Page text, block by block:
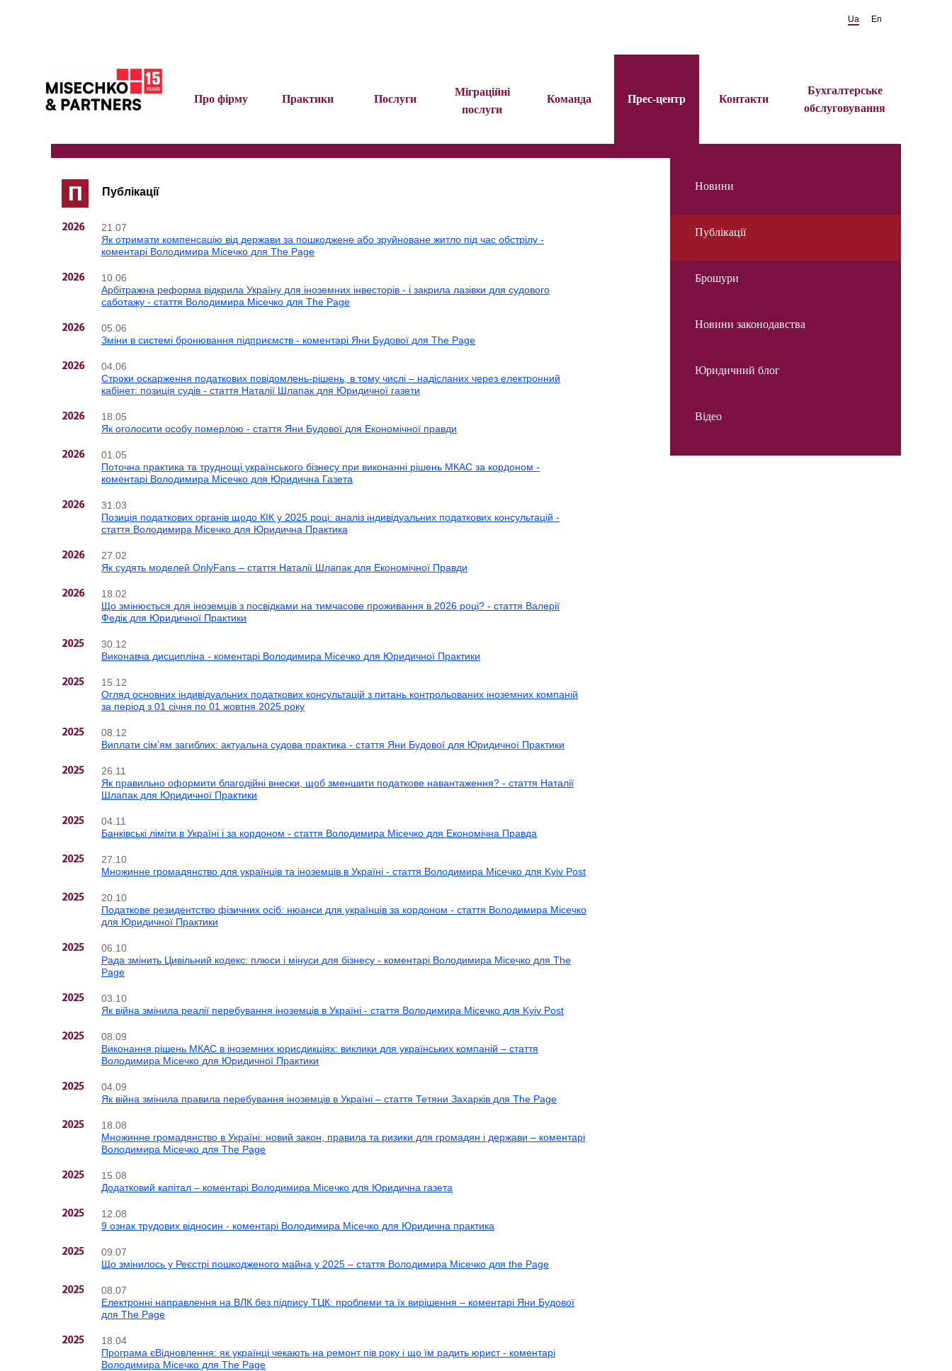
Ua En
Про фірму Практики Послуги
Міграційні
послуги
Команда Прес-центр Контакти
Бухгалтерське
обслуговування
Новини
Публікації
Брошури
Новини законодавства
Юридичний блог
Відео
П Публікації
2026
21.07
Як отримати компенсацію від держави за пошкоджене або зруйноване житло під час обстрілу -
коментарі Володимира Місечко для The Page
2026
10.06
Арбітражна реформа відкрила Україну для іноземних інвесторів - і закрила лазівки для судового
саботажу - стаття Володимира Місечко для The Page
2026
05.06
Зміни в системі бронювання підприємств - коментарі Яни Будової для The Page
2026
04.06
Строки оскарження податкових повідомлень-рішень, в тому числі – надісланих через електронний
кабінет: позиція судів - стаття Наталії Шлапак для Юридичної газети
2026
18.05
Як оголосити особу померлою - стаття Яни Будової для Економічної правди
2026
01.05
Поточна практика та труднощі українського бізнесу при виконанні рішень МКАС за кордоном -
коментарі Володимира Місечко для Юридична Газета
2026
31.03
Позиція податкових органів щодо КІК у 2025 році: аналіз індивідуальних податкових консультацій -
стаття Володимира Місечко для Юридична Практика
2026
27.02
Як судять моделей OnlyFans – стаття Наталії Шлапак для Економічної Правди
2026
18.02
Що змінюється для іноземців з посвідками на тимчасове проживання в 2026 році? - стаття Валерії
Федік для Юридичної Практики
2025
30.12
Виконавча дисципліна - коментарі Володимира Місечко для Юридичної Практики
2025
15.12
Огляд основних індивідуальних податкових консультацій з питань контрольованих іноземних компаній
за період з 01 січня по 01 жовтня 2025 року
2025
08.12
Виплати сім’ям загиблих: актуальна судова практика - стаття Яни Будової для Юридичної Практики
2025
26.11
Як правильно оформити благодійні внески, щоб зменшити податкове навантаження? - стаття Наталії
Шлапак для Юридичної Практики
2025
04.11
Банківські ліміти в Україні і за кордоном - стаття Володимира Місечко для Економічна Правда
2025
27.10
Множинне громадянство для українців та іноземців в Україні - стаття Володимира Місечко для Kyiv Post
2025
20.10
Податкове резидентство фізичних осіб: нюанси для українців за кордоном - стаття Володимира Місечко
для Юридичної Практики
2025
06.10
Рада змінить Цивільний кодекс: плюси і мінуси для бізнесу - коментарі Володимира Місечко для The
Page
2025
03.10
Як війна змінила реалії перебування іноземців в Україні - стаття Володимира Місечко для Kyiv Post
2025
08.09
Виконання рішень МКАС в іноземних юрисдикціях: виклики для українських компаній – стаття
Володимира Місечко для Юридичної Практики
2025
04.09
Як війна змінила правила перебування іноземців в Україні – стаття Тетяни Захарків для The Page
2025
18.08
Множинне громадянство в Україні: новий закон, правила та ризики для громадян і держави – коментарі
Володимира Місечко для The Page
2025
15.08
Додатковий капітал – коментарі Володимира Місечко для Юридична газета
2025
12.08
9 ознак трудових відносин - коментарі Володимира Місечко для Юридична практика
2025
09.07
Що змінилось у Реєстрі пошкодженого майна у 2025 – стаття Володимира Місечко для the Page
2025
08.07
Електронні направлення на ВЛК без підпису ТЦК: проблеми та їх вирішення – коментарі Яни Будової
для The Page
2025
18.04
Програма єВідновлення: як українці чекають на ремонт пів року і що їм радить юрист - коментарі
Володимира Місечко для The Page